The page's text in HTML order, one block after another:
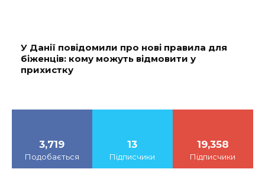
У Данії повідомили про нові правила для
біженців: кому можуть відмовити у
прихистку
3,719
Подобається
13
Підписчики
19,358
Підписчики